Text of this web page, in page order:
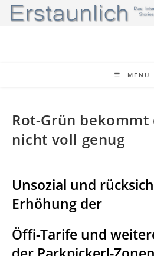
Zum
Inhalt
MENÜ
Rot-Grün bekommt
nicht voll genug
Unsozial und
Erhöhung der
Öffi-Tarife und